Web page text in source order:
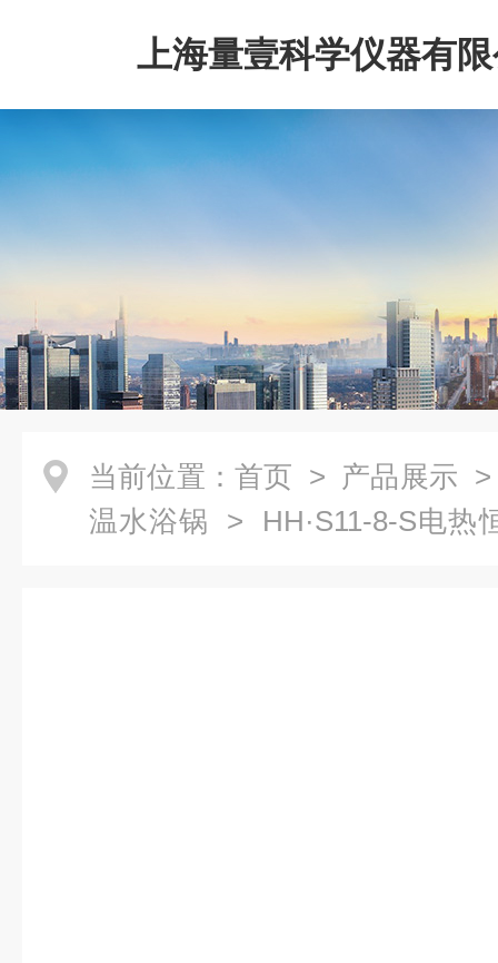
上海量壹科学仪器有
当前位置： 首页 > 产品展示
温水浴锅 > HH·S11-8-S电热